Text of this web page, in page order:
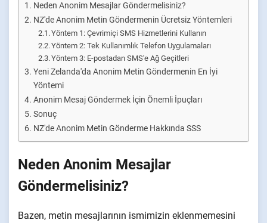
Neden Anonim Mesajlar Göndermelisiniz?
NZ'de Anonim Metin Göndermenin Ücretsiz Yöntemleri
Yöntem 1: Çevrimiçi SMS Hizmetlerini Kullanın
Yöntem 2: Tek Kullanımlık Telefon Uygulamaları
Yöntem 3: E-postadan SMS'e Ağ Geçitleri
Yeni Zelanda'da Anonim Metin Göndermenin En İyi
Yöntemi
Anonim Mesaj Göndermek İçin Önemli İpuçları
Sonuç
NZ'de Anonim Metin Gönderme Hakkında SSS
Neden Anonim Mesajlar
Göndermelisiniz?
Bazen, metin mesajlarının ismimizin eklenmemesini